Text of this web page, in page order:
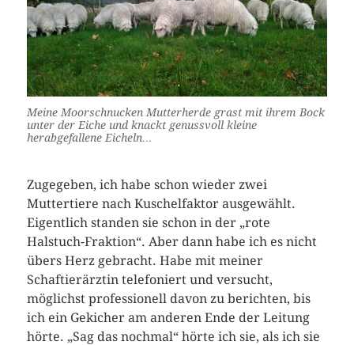
Meine Moorschnucken Mutterherde grast mit ihrem Bock
unter der Eiche und knackt genussvoll kleine
herabgefallene Eicheln…
Zugegeben, ich habe schon wieder zwei
Muttertiere nach Kuschelfaktor ausgewählt.
Eigentlich standen sie schon in der „rote
Halstuch-Fraktion“. Aber dann habe ich es nicht
übers Herz gebracht. Habe mit meiner
Schaftierärztin telefoniert und versucht,
möglichst professionell davon zu berichten, bis
ich ein Gekicher am anderen Ende der Leitung
hörte. „Sag das nochmal“ hörte ich sie, als ich sie